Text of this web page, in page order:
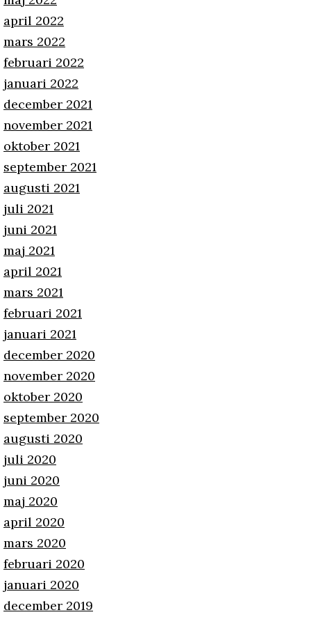
april 2022
mars 2022
februari 2022
januari 2022
december 2021
november 2021
oktober 2021
september 2021
augusti 2021
juli 2021
juni 2021
maj 2021
april 2021
mars 2021
februari 2021
januari 2021
december 2020
november 2020
oktober 2020
september 2020
augusti 2020
juli 2020
juni 2020
maj 2020
april 2020
mars 2020
februari 2020
januari 2020
december 2019